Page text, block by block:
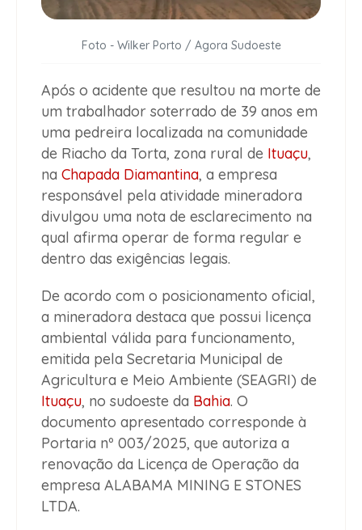
Foto - Wilker Porto / Agora Sudoeste
Após o acidente que resultou na morte de
um trabalhador soterrado de 39 anos em
uma pedreira localizada na comunidade
de Riacho da Torta, zona rural de Ituaçu,
na Chapada Diamantina, a empresa
responsável pela atividade mineradora
divulgou uma nota de esclarecimento na
qual afirma operar de forma regular e
dentro das exigências legais.
De acordo com o posicionamento oficial,
a mineradora destaca que possui licença
ambiental válida para funcionamento,
emitida pela Secretaria Municipal de
Agricultura e Meio Ambiente (SEAGRI) de
Ituaçu, no sudoeste da Bahia. O
documento apresentado corresponde à
Portaria nº 003/2025, que autoriza a
renovação da Licença de Operação da
empresa ALABAMA MINING E STONES
LTDA.